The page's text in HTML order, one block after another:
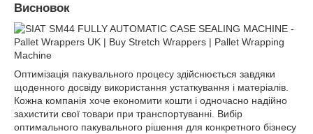
Висновок
Оптимізація пакувального процесу здійснюється завдяки
щоденного досвіду використання устаткування і матеріалів.
Кожна компанія хоче економити кошти і одночасно надійно
захистити свої товари при транспортуванні. Вибір
оптимального пакувального рішення для конкретного бізнесу